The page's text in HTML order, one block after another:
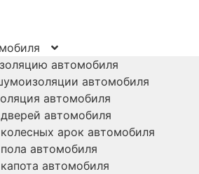
автомобиля
автомобиля
автомобиля
автомобиля
арок автомобиля
автомобиля
автомобиля